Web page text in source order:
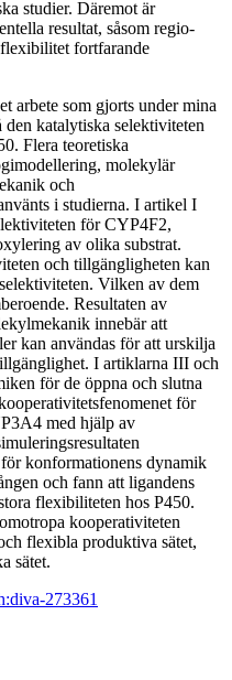
studier. Däremot är
resultat, såsom regio-
fortfarande
arbete som gjorts under mina
den katalytiska selektiviteten
Flera teoretiska
molekylär
och
i studierna. I artikel I
för CYP4F2,
av olika substrat.
och tillgängligheten kan
Vilken av dem
Resultaten av
innebär att
kan användas för att urskilja
I artiklarna III och
för de öppna och slutna
för
med hjälp av
konformationens dynamik
och fann att ligandens
flexibiliteten hos P450.
kooperativiteten
flexibla produktiva sätet,
sätet.
273361